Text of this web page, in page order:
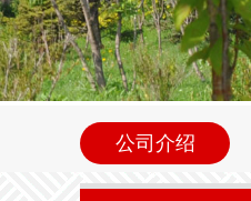
公司介绍